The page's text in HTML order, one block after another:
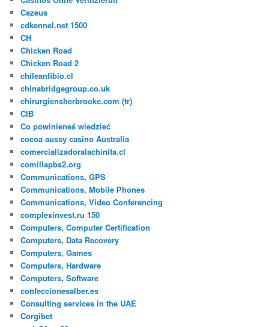
Cazeus
cdkennel.net 1500
CH
Chicken Road
Chicken Road 2
chileanfibio.cl
chinabridgegroup.co.uk
chirurgiensherbrooke.com (tr)
CIB
Co powinieneś wiedzieć
cocoa aussy casino Australia
comercializadoralachinita.cl
comillapbs2.org
Communications, GPS
Communications, Mobile Phones
Communications, Video Conferencing
complexinvest.ru 150
Computers, Computer Certification
Computers, Data Recovery
Computers, Games
Computers, Hardware
Computers, Software
confeccionesalber.es
Consulting services in the UAE
Corgibet